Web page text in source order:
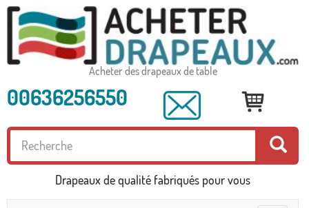
Acheter des drapeaux de table
00636256550
Drapeaux de qualité fabriqués pour vous